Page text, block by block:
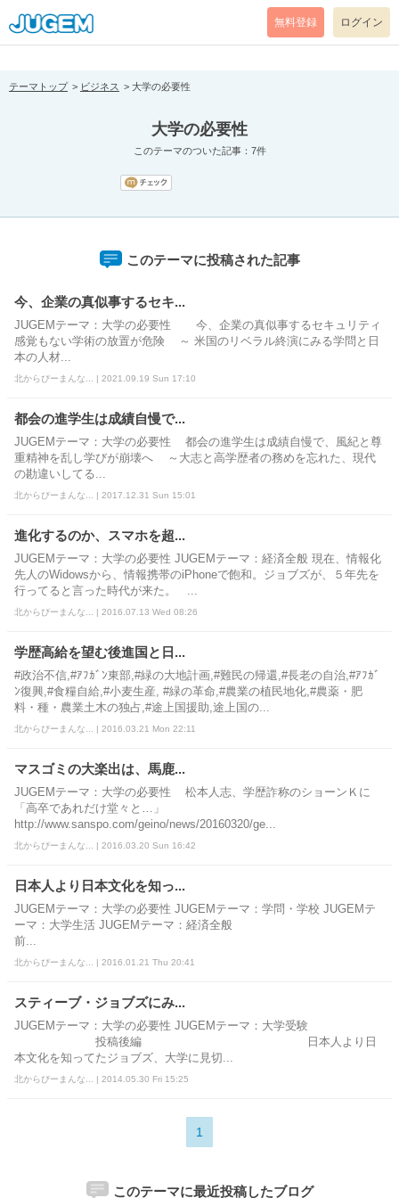
[pear_error: message="Success" code=0 mode=return level=notice
prefix="" info=""]
無料登録 ログイン
テーマトップ ビジネス 大学の必要性
大学の必要性
このテーマのついた記事：7件
このテーマに投稿された記事
今、企業の真似事するセキ...
JUGEMテーマ：大学の必要性 今、企業の真似事するセキュリティ
感覚もない学術の放置が危険 ～ 米国のリベラル終演にみる学問と日
本の人材...
北からぴーまんな... | 2021.09.19 Sun 17:10
都会の進学生は成績自慢で...
JUGEMテーマ：大学の必要性 都会の進学生は成績自慢で、風紀と尊
重精神を乱し学びが崩壊へ ～大志と高学歴者の務めを忘れた、現代
の勘違いしてる...
北からぴーまんな... | 2017.12.31 Sun 15:01
進化するのか、スマホを超...
JUGEMテーマ：大学の必要性 JUGEMテーマ：経済全般 現在、情報化
先人のWidowsから、情報携帯のiPhoneで飽和。ジョブズが、５年先を
行ってると言った時代が来た。 ...
北からぴーまんな... | 2016.07.13 Wed 08:26
学歴高給を望む後進国と日...
#政治不信,#ｱﾌｶﾞﾝ東部,#緑の大地計画,#難民の帰還,#長老の自治,#ｱﾌｶﾞ
ﾝ復興,#食糧自給,#小麦生産, #緑の革命,#農業の植民地化,#農薬・肥
料・種・農業土木の独占,#途上国援助,途上国の...
北からぴーまんな... | 2016.03.21 Mon 22:11
マスゴミの大楽出は、馬鹿...
JUGEMテーマ：大学の必要性 松本人志、学歴詐称のショーンＫに
「高卒であれだけ堂々と…」
http://www.sanspo.com/geino/news/20160320/ge...
北からぴーまんな... | 2016.03.20 Sun 16:42
日本人より日本文化を知っ...
JUGEMテーマ：大学の必要性 JUGEMテーマ：学問・学校 JUGEMテ
ーマ：大学生活 JUGEMテーマ：経済全般
前...
北からぴーまんな... | 2016.01.21 Thu 20:41
スティーブ・ジョブズにみ...
JUGEMテーマ：大学の必要性 JUGEMテーマ：大学受験
投稿後編 日本人より日
本文化を知ってたジョブズ、大学に見切...
北からぴーまんな... | 2014.05.30 Fri 15:25
1
このテーマに最近投稿したブログ